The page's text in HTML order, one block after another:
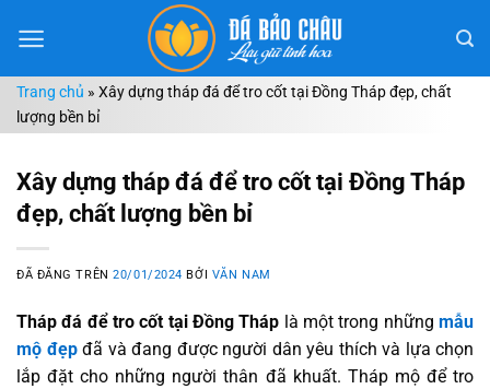
đến
dungTrang chủ » Xây dựng tháp đá để tro cốt tại Đồng Tháp đẹp, chất
lượng bền bỉ
Xây dựng tháp đá để tro cốt tại Đồng Tháp
đẹp, chất lượng bền bỉ
ĐÃ ĐĂNG TRÊN20/01/2024 BỞI VĂN NAM
Tháp đá để tro cốt tại Đồng Tháp là một trong nhữngmẫu
mộ đẹpđã và đang được người dân yêu thích và lựa chọn
lắp đặt cho những người thân đã khuất. Tháp mộ để tro